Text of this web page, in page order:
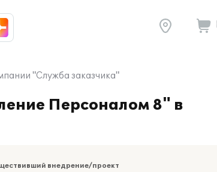
"Служба заказчика"
Персоналом 8" в
внедрение/проект